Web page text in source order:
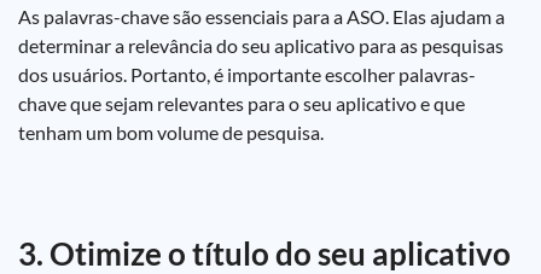
As palavras-chave são essenciais para a ASO. Elas ajudam a
determinar a relevância do seu aplicativo para as pesquisas
dos usuários. Portanto, é importante escolher palavras-
chave que sejam relevantes para o seu aplicativo e que
tenham um bom volume de pesquisa.
3. Otimize o título do seu aplicativo